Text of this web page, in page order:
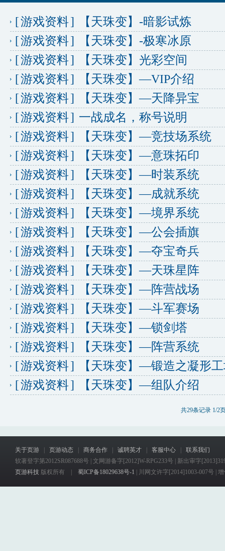
[游戏资料]
【天珠变】-暗影试炼
[游戏资料]
【天珠变】-极寒冰原
[游戏资料]
【天珠变】光彩空间
[游戏资料]
【天珠变】—VIP介绍
[游戏资料]
【天珠变】—天降异宝
[游戏资料] 一战成名，称号说明
[游戏资料]
【天珠变】—竞技场系统
[游戏资料]
【天珠变】—意珠拓印
[游戏资料]
【天珠变】—时装系统
[游戏资料]
【天珠变】—成就系统
[游戏资料]
【天珠变】—境界系统
[游戏资料]
【天珠变】—公会插旗
[游戏资料]
【天珠变】—夺宝奇兵
[游戏资料]
【天珠变】—天珠星阵
[游戏资料]
【天珠变】—阵营战场
[游戏资料]
【天珠变】—斗军赛场
[游戏资料]
【天珠变】—锁剑塔
[游戏资料]
【天珠变】—阵营系统
[游戏资料]
【天珠变】—锻造之凝形
[游戏资料] 【天珠变】—组队介绍
共29条记录 1/2
关于页游 页游动态 商务合作 诚聘英才 客服中心
联系我们
软著登字第2012SR087688号 | 文网游备字[2012]W-RPG233号 | 新出审字
页游科技 版权所有 | 蜀ICP备18029638号-1 | 川网文许字[2014]1003-007号 |